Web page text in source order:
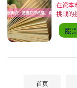
在资本
挑战的
通过
等比
权衡
理解其
股
首页